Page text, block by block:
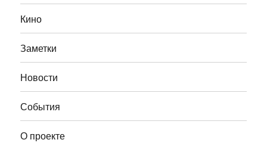
Кино
Заметки
Новости
События
О проекте